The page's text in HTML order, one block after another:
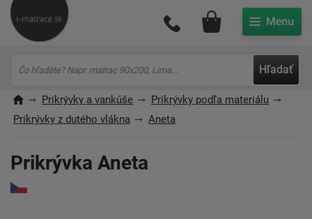
Hľadať
Môj účet
Prikrývky a vankúše
Prikrývky podľa materiálu
Prikrývky z dutého vlákna
Aneta
Prikrývka Aneta